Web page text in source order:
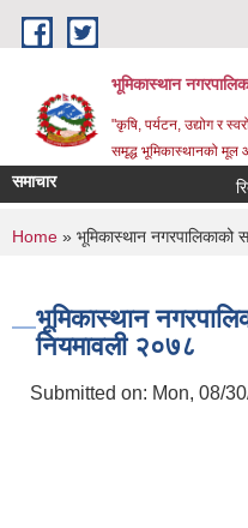
Skip to main content
भूमिकास्थान
"कृषि, पर्यटन, उद्योग र
समृद्ध भूमिकास्थानको मूल
समाचार
You are here
Home » भूमिकास्थान नगरपालिकाको
भूमिकास्थान
नियमावली २०७८
Submitted on: Mon, 08/